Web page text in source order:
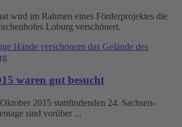
wird im Rahmen eines Förderprojektes die
Loburg verschönert.
Hände verschönern das Gelände des
waren gut besucht
2015 stattfindenden 24. Sachsen-
sind vorüber ...